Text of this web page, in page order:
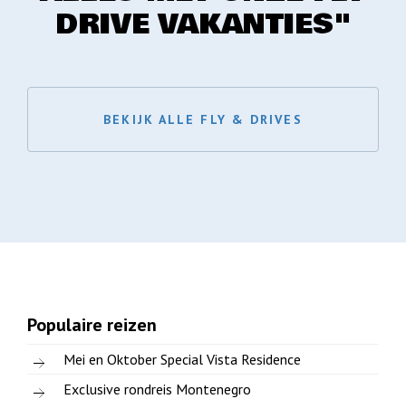
DRIVE VAKANTIES"
BEKIJK ALLE FLY & DRIVES
Populaire reizen
Mei en Oktober Special Vista Residence
Exclusive rondreis Montenegro